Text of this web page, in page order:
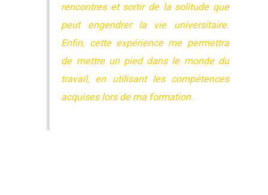
rencontres et sortir de la solitude que
peut engendrer la vie universitaire.
Enfin, cette expérience me permettra
de mettre un pied dans le monde du
travail, en utilisant les compétences
acquises lors de ma formation.